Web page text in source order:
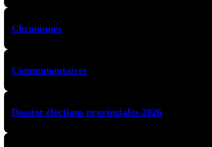
Chroniques
Communautaires
Dossier élections provinciales 2026